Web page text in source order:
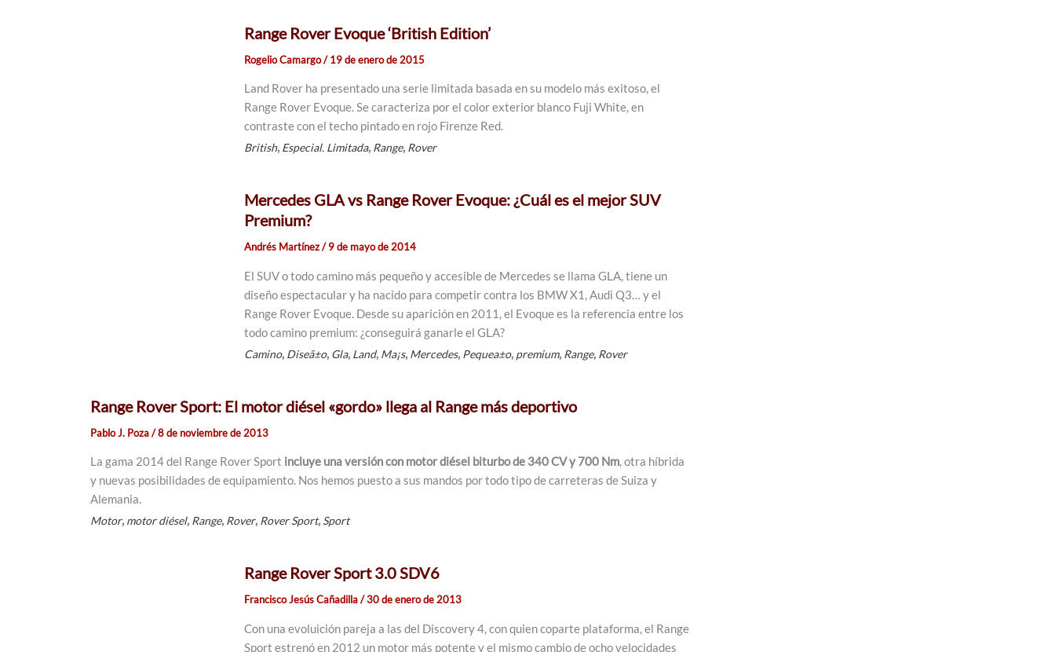
Range Rover Evoque ‘British Edition’
Rogelio Camargo/19 de enero de 2015
Land Rover ha presentado una serie limitada basada en su modelo más exitoso, el
Range Rover Evoque. Se caracteriza por el color exterior blanco Fuji White, en
contraste con el techo pintado en rojo Firenze Red.
British, Especial. Limitada, Range, Rover
Mercedes GLA vs Range Rover Evoque: ¿Cuál es el mejor SUV
Premium?
Andrés Martínez/9 de mayo de 2014
El SUV o todo camino más pequeño y accesible de Mercedes se llama GLA, tiene un
diseño espectacular y ha nacido para competir contra los BMW X1, Audi Q3… y el
Range Rover Evoque. Desde su aparición en 2011, el Evoque es la referencia entre los
todo camino premium: ¿conseguirá ganarle el GLA?
Camino, Diseã±o, Gla, Land, Ma¡s, Mercedes, Pequea±o, premium, Range, Rover
Range Rover Sport: El motor diésel «gordo» llega al Range más deportivo
Pablo J. Poza/8 de noviembre de 2013
La gama 2014 del Range Rover Sport incluye una versión con motor diésel biturbo de 340 CV y 700 Nm, otra híbrida
y nuevas posibilidades de equipamiento. Nos hemos puesto a sus mandos por todo tipo de carreteras de Suiza y
Alemania.
Motor, motor diésel, Range, Rover, Rover Sport, Sport
Range Rover Sport 3.0 SDV6
Francisco Jesús Cañadilla/30 de enero de 2013
Con una evoluición pareja a las del Discovery 4, con quien coparte plataforma, el Range
Sport estrenó en 2012 un motor más potente y el mismo cambio de ocho velocidades